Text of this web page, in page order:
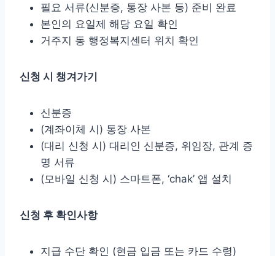
필요 서류(신분증, 통장 사본 등) 준비 완료
본인의 요일제 해당 요일 확인
거주지 동 행정복지센터 위치 확인
신청 시 챙겨가기
신분증
(계좌이체 시) 통장 사본
(대리 신청 시) 대리인 신분증, 위임장, 관계 증
명 서류
(모바일 신청 시) 스마트폰, ‘chak’ 앱 설치
신청 후 확인사항
지급 수단 확인 (현금 입금 또는 카드 수령)